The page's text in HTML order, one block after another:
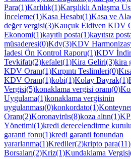
Para(1)Karlılık(1)Karşılıklı Anlaşma
İnceleme(1)Kasa Hesabı(1)Kasa ve
değer vergisi(3)Kauçuk Eldiven KDV
Ekonomi(1)kayıtlı posta(1)kayıtsız
müsaderesi(0)Kdv(3)KDV
İadesi Ön Kontrol Raporu(1)KDV
Tevkifatı(2)kefalet(1)Kira Geliri(3)kira
KDV Oranı(1)Kırpıntı Teslimleri(0)
KDV Oranı(1)kobi(1)Kolay Bayrak(1)
Vergisi(5)konaklama vergisi oranı(0)
Uygulama(1)konaklama vergisinin
uygulanması(0)konkordato(1)
Oranı(2)Koronavirüs(8)koza altın(1)
Yönetimi(1)kredi derecelendirme
garanti fonu(1)kredi garanti fonundan
yararlanma(1)Krediler(2)kripto para(11)
Borsaları(2)Kriz(1)Kundaklama